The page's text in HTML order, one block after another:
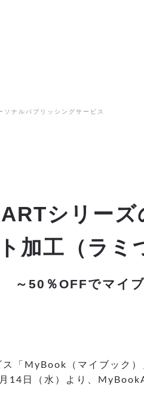
ソナルパブリッシングサービス
シリーズ
加工（ラ
～50％OFFでマイ
「MyBook（マイブック
14日（水）より、